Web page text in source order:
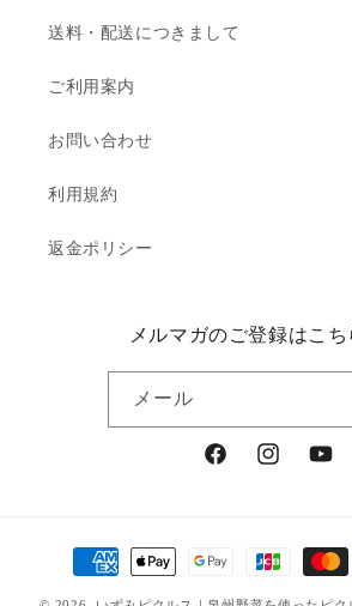
送料・配送につきまして
ご利用案内
お問い合わせ
利用規約
返金ポリシー
メルマガのご登録はこち
メール
FacebookInstagram
決
済